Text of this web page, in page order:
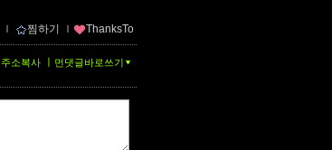
ｌ 찜하기 ｌ ThanksTo
먼댓글바로쓰기
주소복사